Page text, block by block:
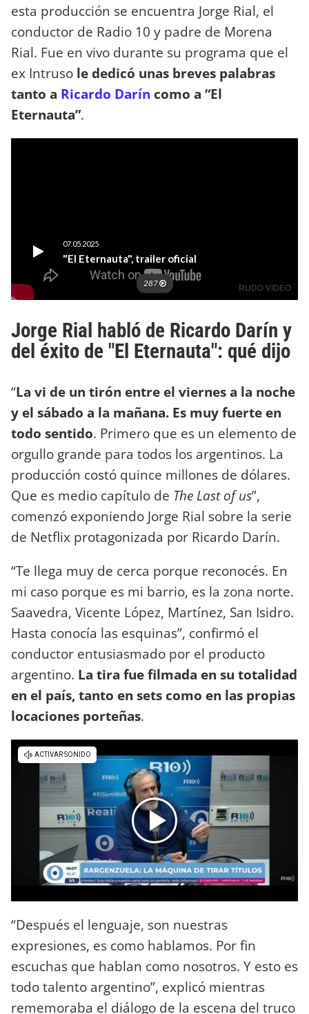
esta producción se encuentra Jorge Rial, el
conductor de Radio 10 y padre de Morena
Rial. Fue en vivo durante su programa que el
ex Intruso le dedicó unas breves palabras
tanto a Ricardo Darín como a “El
Eternauta”.
Jorge Rial habló de Ricardo Darín y
del éxito de "El Eternauta": qué dijo
“La vi de un tirón entre el viernes a la noche
y el sábado a la mañana. Es muy fuerte en
todo sentido. Primero que es un elemento de
orgullo grande para todos los argentinos. La
producción costó quince millones de dólares.
Que es medio capítulo de The Last of us”,
comenzó exponiendo Jorge Rial sobre la serie
de Netflix protagonizada por Ricardo Darín.
“Te llega muy de cerca porque reconocés. En
mi caso porque es mi barrio, es la zona norte.
Saavedra, Vicente López, Martínez, San Isidro.
Hasta conocía las esquinas”, confirmó el
conductor entusiasmado por el producto
argentino. La tira fue filmada en su totalidad
en el país, tanto en sets como en las propias
locaciones porteñas.
“Después el lenguaje, son nuestras
expresiones, es como hablamos. Por fin
escuchas que hablan como nosotros. Y esto es
todo talento argentino”, explicó mientras
rememoraba el diálogo de la escena del truco